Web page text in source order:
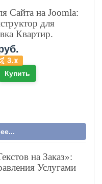
Сайта на Joomla:
для
Квартир.
Купить
на Заказ»:
Услугами